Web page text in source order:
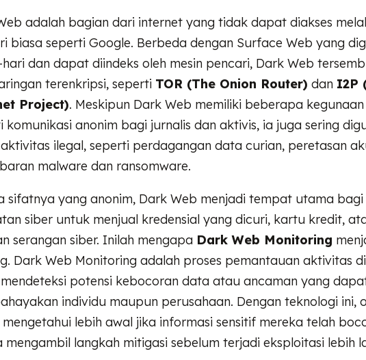
adalah bagian dari internet yang tidak dapat diakses
biasa seperti Google. Berbeda dengan Surface Web yang
dan dapat diindeks oleh mesin pencari, Dark Web
terenkripsi, seperti TOR (The Onion Router) dan I2P
Project). Meskipun Dark Web memiliki beberapa kegunaan
komunikasi anonim bagi jurnalis dan aktivis, ia juga sering
ilegal, seperti perdagangan data curian, peretasan
malware dan ransomware.
sifatnya yang anonim, Dark Web menjadi tempat utama
siber untuk menjual kredensial yang dicuri, kartu kredit,
serangan siber. Inilah mengapa Dark Web Monitoring
Dark Web Monitoring adalah proses pemantauan aktivitas
potensi kebocoran data atau ancaman yang
individu maupun perusahaan. Dengan teknologi ini,
lebih awal jika informasi sensitif mereka telah
mengambil langkah mitigasi sebelum terjadi eksploitasi lebih